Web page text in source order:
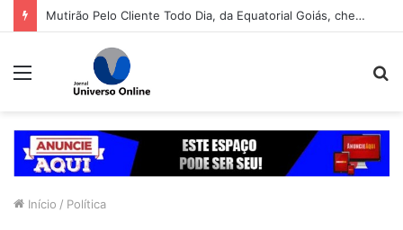
Mutirão Pelo Cliente Todo Dia, da Equatorial Goiás, chega a Goiânia na próxima segunda-feira (10)
Menu
Início / Política